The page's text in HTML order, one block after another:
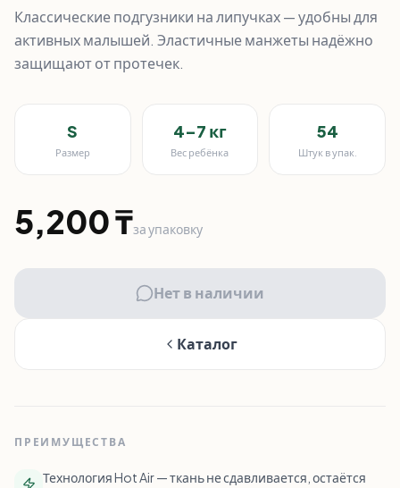
Классические подгузники на липучках — удобны для
активных малышей. Эластичные манжеты надёжно
защищают от протечек.
S
Размер
4–7 кг
Вес ребёнка
54
Штук в упак.
5,200₸за упаковку
Нет в наличии
Каталог
ПРЕИМУЩЕСТВА
Технология Hot Air — ткань не сдавливается, остаётся